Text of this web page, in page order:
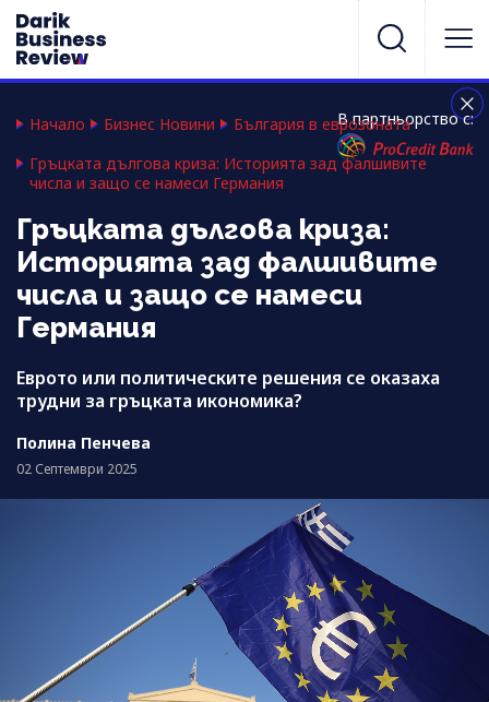
В партньорство с:
Начало Бизнес Новини
България в еврозоната
Гръцката дългова криза: Историята зад фалшивите
числа и защо се намеси Германия
Гръцката дългова криза:
Историята зад фалшивите
числа и защо се намеси
Германия
Еврото или политическите решения се оказаха
трудни за гръцката икономика?
Полина Пенчева
02 Септември 2025